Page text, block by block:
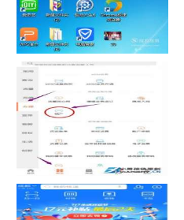
如何看认识QQ好友具体多少天
了
中国联通手机营业厅销户操作
指引